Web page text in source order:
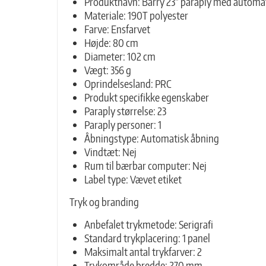
Materiale: 190T polyester
Farve: Ensfarvet
Højde: 80 cm
Diameter: 102 cm
Vægt: 356 g
Oprindelsesland: PRC
Produkt specifikke egenskaber
Paraply størrelse: 23
Paraply personer: 1
Åbningstype: Automatisk åbning
Vindtæt: Nej
Rum til bærbar computer: Nej
Label type: Vævet etiket
Tryk og branding
Anbefalet trykmetode: Serigrafi
Standard trykplacering: 1 panel
Maksimalt antal trykfarver: 2